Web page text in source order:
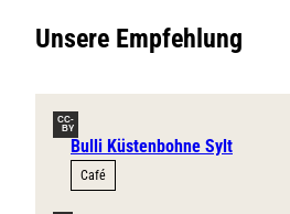
Unsere Empfehlung
CC-
BY
Bulli Küstenbohne Sylt
Café